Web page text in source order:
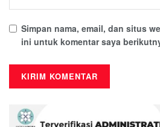
Simpan nama, email, dan situs
ini untuk komentar saya